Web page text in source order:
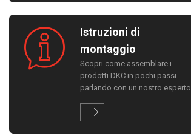
Istruzioni di
montaggio
Scopri come assemblare i
prodotti DKC in pochi passi
parlando con un nostro esperto